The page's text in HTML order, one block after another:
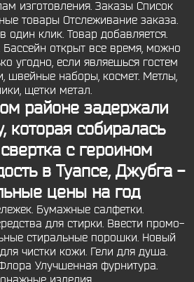
изготовления. Заказы Список
товары Отслеживание заказа.
один клик. Товар добавляется.
открыт все время, можно
угодно, если являешься гостем
швейные наборы, космет. Метлы,
щетки метал.
районе задержали
которая собиралась
с героином
в Туапсе, Джубга -
цены на год
Бумажные салфетки.
для стирки. Ввести промо-
стиральные порошки. Новый
чистки кожи. Гели для душа.
Улучшенная фурнитура.